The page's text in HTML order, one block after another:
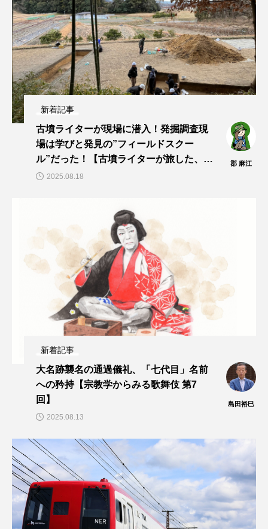
新着記事
古墳ライターが現場に潜入！発掘調査現
場は学びと発見の”フィールドスクー
ル”だった！【古墳ライターが旅した、見
た、聞いた！vol.13】
郡 麻江
2025.08.18
新着記事
大名跡襲名の通過儀礼、「七代目」名前
への矜持【宗教学からみる歌舞伎 第7
回】
島田裕巳
2025.08.13